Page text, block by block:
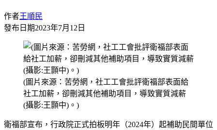
作者王順民
發布日期2023年7月12日
(圖片來源：苦勞網，社工工會批評衛福部表面給
社工加薪，卻刪減其他補助項目，導致實質減薪
(攝影:王顥中)。)
衛福部宣布，行政院正式拍板明年（2024年）起補助民間單位